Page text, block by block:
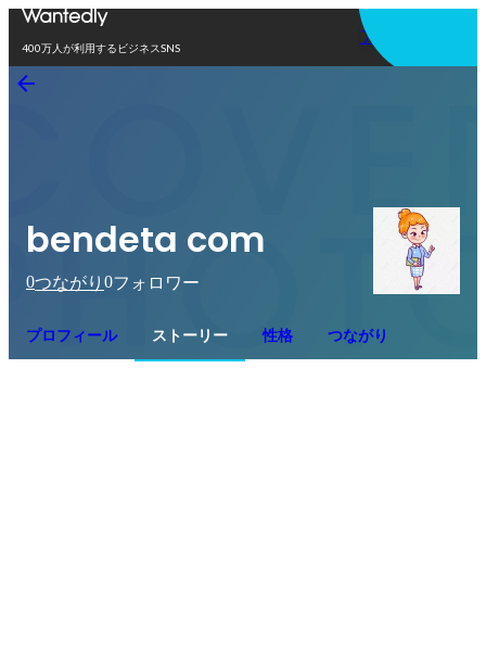
400万人が利用するビジネスSNS
アプリを使う
bendeta com
0つながり 0フォロワー
プロフィール ストーリー 性格 つながり